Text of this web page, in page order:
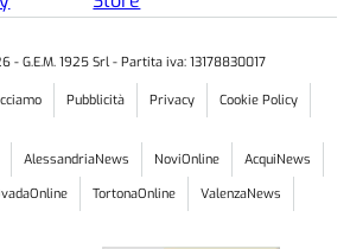
- G.E.M. 1925 Srl - Partita iva: 13178830017
Pubblicità Privacy Cookie Policy
AlessandriaNews NoviOnline
AcquiNews
TortonaOnline ValenzaNews